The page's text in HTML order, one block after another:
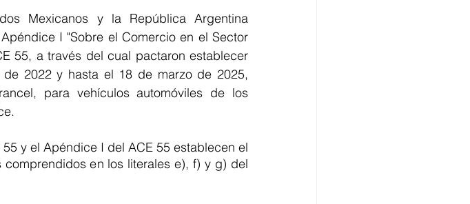
Mexicanos y la República Argentina
I "Sobre el Comercio en el Sector
55, a través del cual pactaron establecer
2022 y hasta el 18 de marzo de 2025,
para vehículos automóviles de los
y el Apéndice I del ACE 55 establecen el
en los literales e), f) y g) del